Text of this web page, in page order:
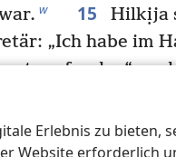
Erlebnis zu bieten,
Website erforderlich
w 15
Hilkịja
„Ich habe im
gefunden“,
brachte das
ihm: „Deine
wurde. 17 Sie